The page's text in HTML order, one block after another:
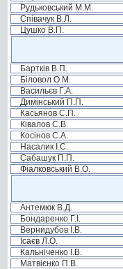
Рудьковський М.М.
Співачук В.Л.
Цушко В.П.
Бартків В.П.
Біловол О.М.
Васильєв Г.А.
Димінський П.П.
Касьянов С.П.
Ківалов С.В.
Косінов С.А.
Насалик І.С.
Сабашук П.П.
Фіалковський В.О.
Антемюк В.Д.
Бондаренко Г.І.
Вернидубов І.В.
Ісаєв Л.О.
Кальніченко І.В.
Матвієнко П.В.